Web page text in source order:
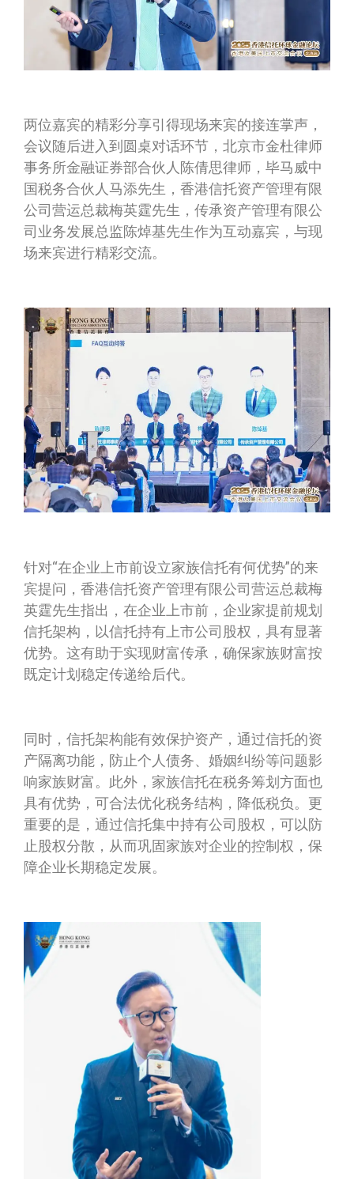
两位嘉宾的精彩分享引得现场来宾的接连掌声，
会议随后进入到圆桌对话环节，北京市金杜律师
事务所金融证券部合伙人陈倩思律师，毕马威中
国税务合伙人马添先生，香港信托资产管理有限
公司营运总裁梅英霆先生，传承资产管理有限公
司业务发展总监陈焯基先生作为互动嘉宾，与现
场来宾进行精彩交流。
针对“在企业上市前设立家族信托有何优势”的来
宾提问，香港信托资产管理有限公司营运总裁梅
英霆先生指出，在企业上市前，企业家提前规划
信托架构，以信托持有上市公司股权，具有显著
优势。这有助于实现财富传承，确保家族财富按
既定计划稳定传递给后代。
同时，信托架构能有效保护资产，通过信托的资
产隔离功能，防止个人债务、婚姻纠纷等问题影
响家族财富。此外，家族信托在税务筹划方面也
具有优势，可合法优化税务结构，降低税负。更
重要的是，通过信托集中持有公司股权，可以防
止股权分散，从而巩固家族对企业的控制权，保
障企业长期稳定发展。